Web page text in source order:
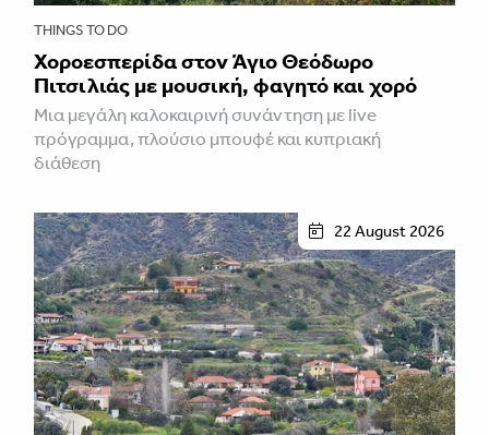
THINGS TO DO
Χοροεσπερίδα στον Άγιο Θεόδωρο
Πιτσιλιάς με μουσική, φαγητό και χορό
Μια μεγάλη καλοκαιρινή συνάντηση με live
πρόγραμμα, πλούσιο μπουφέ και κυπριακή
διάθεση
22 August 2026